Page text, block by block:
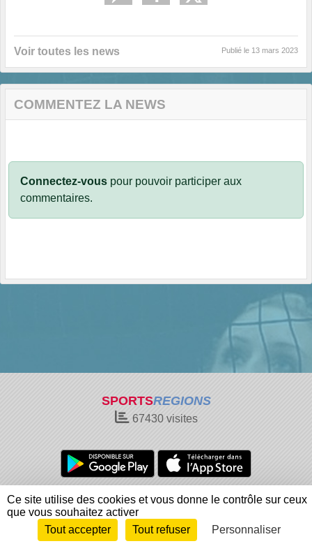
Voir toutes les news Publié le 13 mars 2023
COMMENTEZ LA NEWS
Connectez-vous pour pouvoir participer aux
commentaires.
SPORTSREGIONS
67430visites
Charte cookies
Gestion des cookies
Informations légales
Signaler un contenu inapproprié
Envie de participer ?
Connexion
Ce site utilise des cookies et vous donne le contrôle sur ceux
que vous souhaitez activer
Tout accepter
Tout refuser Personnaliser